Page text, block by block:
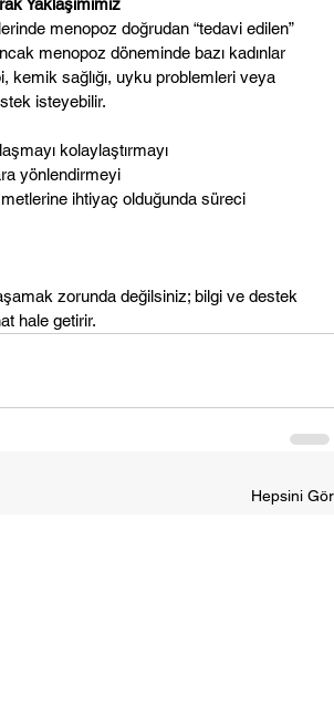
menopoz doğrudan “tedavi edilen”
menopoz döneminde bazı kadınlar
kemik sağlığı, uyku problemleri veya
isteyebilir.
kolaylaştırmayı
yönlendirmeyi
ihtiyaç olduğunda süreci
zorunda değilsiniz; bilgi ve destek
hale getirir.
Hepsini Gör